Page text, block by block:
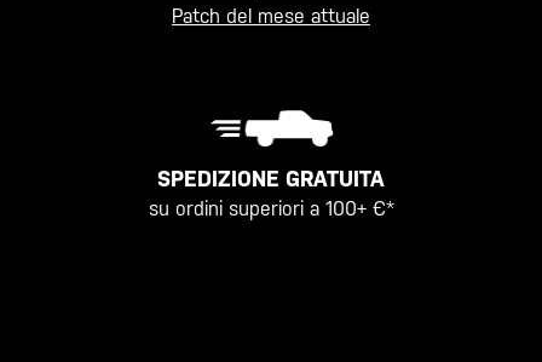
Patch del mese attuale
SPEDIZIONE GRATUITA
su ordini superiori a 100+ €*